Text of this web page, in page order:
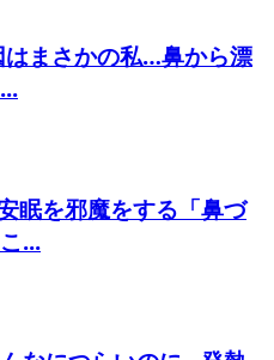
まさかの私…鼻から漂
眠を邪魔をする「鼻づ
...